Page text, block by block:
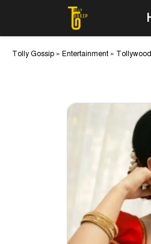
to
content
Tolly Gossip » Entertainment » Tollywood